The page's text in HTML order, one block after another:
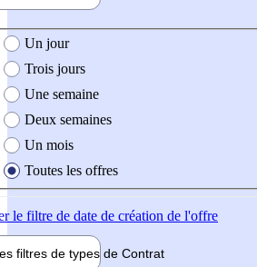
création de l'offre
Un jour
Trois jours
Une semaine
Deux semaines
Un mois
Toutes les offres
le filtre de date de création de l'offre
filtres de types de Contrat